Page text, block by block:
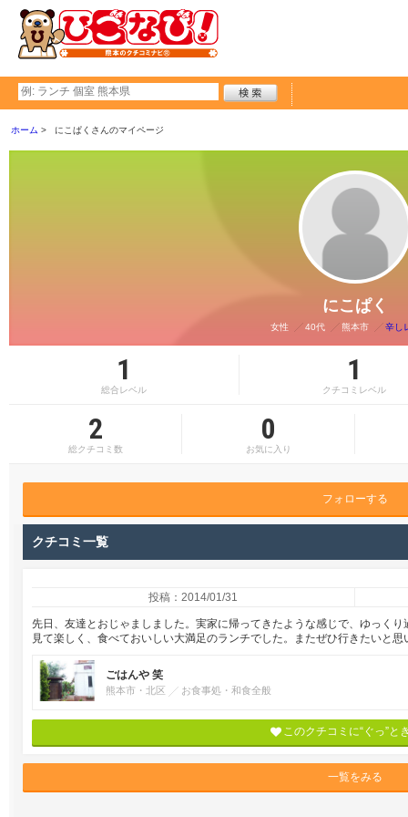
ホーム にこぱくさんのマイページ
にこぱく
女性 40代 熊本市 辛し
1
総合レベル
1
クチコミレベル
2
総クチコミ数
0
お気に入り
フォローする
クチコミ一覧
投稿：2014/01/31
先日、友達とおじゃましました。実家に帰ってきたような感じで、ゆっく
見て楽しく、食べておいしい大満足のランチでした。またぜひ行きたいと思
ごはんや 笑
熊本市・北区 お食事処・和食全般
このクチコミに“ぐっ”と
一覧をみる